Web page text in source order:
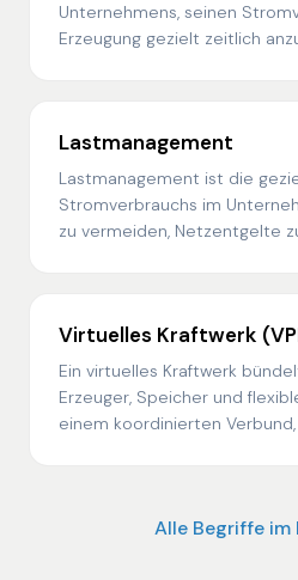
Unternehmens, seinen
Erzeugung gezielt zeitlich
Lastmanagement
Lastmanagement ist die
Stromverbrauchs im
zu vermeiden, Netzentgelte
Virtuelles Kraftwerk
Ein virtuelles Kraftwerk
Erzeuger, Speicher und
einem koordinierten
Alle Begriffe im